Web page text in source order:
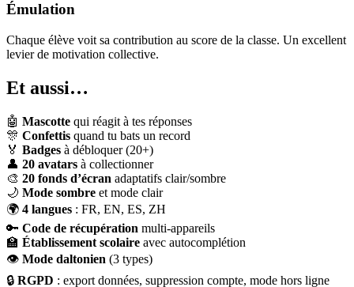
Émulation
Chaque élève voit sa contribution au score de la classe. Un excellent
levier de motivation collective.
Et aussi…
🤖 Mascotte qui réagit à tes réponses
🎊 Confettis quand tu bats un record
🏅 Badges à débloquer (20+)
👤 20 avatars à collectionner
🎨 20 fonds d’écran adaptatifs clair/sombre
🌙 Mode sombre et mode clair
🌍 4 langues : FR, EN, ES, ZH
🔑 Code de récupération multi-appareils
🏫 Établissement scolaire avec autocomplétion
👁 Mode daltonien (3 types)
🔒 RGPD : export données, suppression compte, mode hors ligne